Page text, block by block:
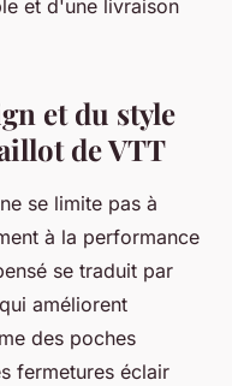
et d'une livraison
et du style
de VTT
se limite pas à
à la performance
se traduit par
qui améliorent
des poches
fermetures éclair